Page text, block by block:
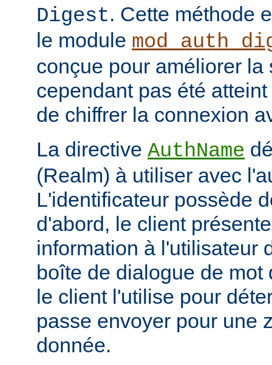
Digest. Cette méthode
le module
conçue pour améliorer la
cependant pas été
de chiffrer la connexion
La directive AuthName
(Realm) à utiliser avec
L'identificateur possède
d'abord, le client
information à l'utilisateur
boîte de dialogue de mot
le client l'utilise pour
passe envoyer pour une
donnée.